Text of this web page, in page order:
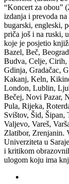
“Koncert za obou”
izdanja i prevoda
bugarski, engleski,
priča još i na ruski,
koje je posjetio
Bazel, Beč,
Budva, Celje,
Gdinja, Gradačac,
Kakanj, Keln,
London, Lublin,
Bečej, Novi Pazar,
Pula, Rijeka,
Svištov, Šid, Šipan,
Valjevo, Vareš,
Zlatibor, Zrenjanin.
Univerziteta u
i kritikom
ulogom koju ima